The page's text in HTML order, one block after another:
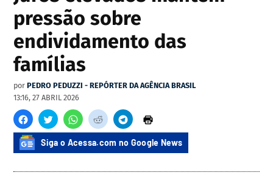
pressão sobre
endividamento das
famílias
por PEDRO PEDUZZI - REPÓRTER DA AGÊNCIA BRASIL
13:16, 27 ABRIL 2026
Siga o Acessa.com no Google News